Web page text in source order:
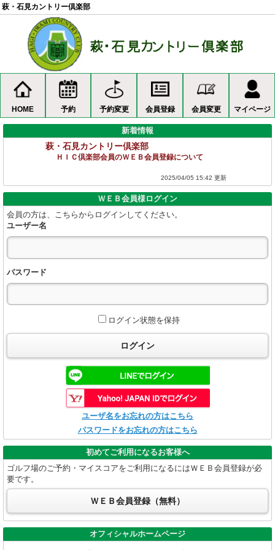
萩・石見カントリー倶楽部
HOME 予約 予約変更 会員登録 会員変更 マイページ
新着情報
萩・石見カントリー倶楽部
ＨＩＣ倶楽部会員のＷＥＢ会員登録について
2025/04/05 15:42 更新
ＷＥＢ会員様ログイン
会員の方は、こちらからログインしてください。
ユーザー名
パスワード
ログイン状態を保持
ログイン
ユーザ名をお忘れの方はこちら
パスワードをお忘れの方はこちら
初めてご利用になるお客様へ
ゴルフ場のご予約・マイスコアをご利用になるにはＷＥＢ会員登録が必
要です。
ＷＥＢ会員登録（無料）
オフィシャルホームページ